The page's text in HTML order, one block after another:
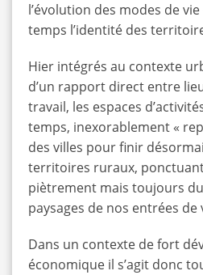
l’évolution des modes de
temps l’identité des
Hier intégrés au contexte
d’un rapport direct entre
travail, les espaces
temps, inexorablement «
des villes pour finir
territoires ruraux,
piètrement mais toujours
paysages de nos entrées de
Dans un contexte de fort
économique il s’agit donc